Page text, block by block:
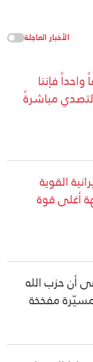
الأخبار العاجلة
فإننا
مباشرةً
القوية
أغلى قوة
أن حزب الله
مفخخة